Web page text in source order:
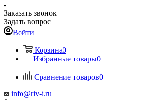
Заказать звонок
Задать вопрос
Войти
Корзина0
Избранные товары0
Сравнение товаров0
info@riv-t.ru